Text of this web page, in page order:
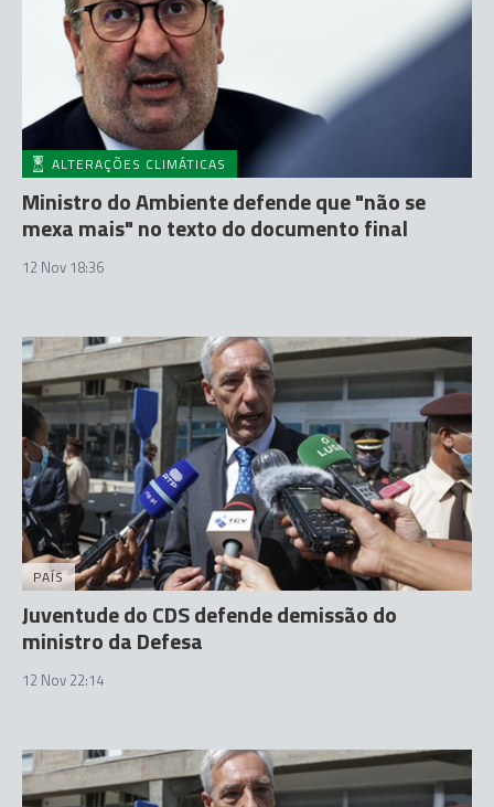
ALTERAÇÕES CLIMÁTICAS
Ministro do Ambiente defende que "não se
mexa mais" no texto do documento final
12 Nov 18:36
PAÍS
Juventude do CDS defende demissão do
ministro da Defesa
12 Nov 22:14